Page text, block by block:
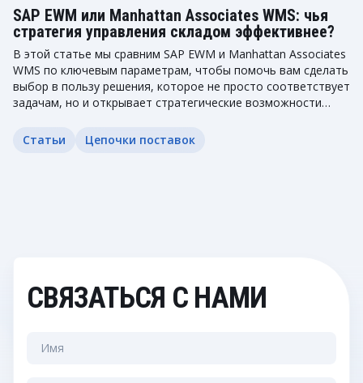
SAP EWM или Manhattan Associates WMS: чья
стратегия управления складом эффективнее?
В этой статье мы сравним SAP EWM и Manhattan Associates
WMS по ключевым параметрам, чтобы помочь вам сделать
выбор в пользу решения, которое не просто соответствует
задачам, но и открывает стратегические возможности
Статьи
Цепочки поставок
СВЯЗАТЬСЯ С НАМИ